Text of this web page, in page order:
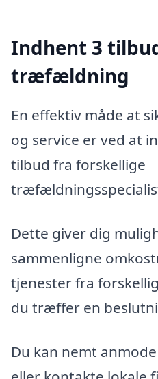
Indhent 3
træfældning
En effektiv måde at
og service er ved at
tilbud fra forskellige
Dette giver dig
sammenligne
tjenester fra
du træffer en
Du kan nemt